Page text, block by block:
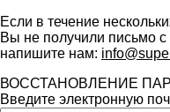
Если в течение
Вы не получили письмо
напишите нам:
ВОССТАНОВЛЕНИЕ
Введите электронную